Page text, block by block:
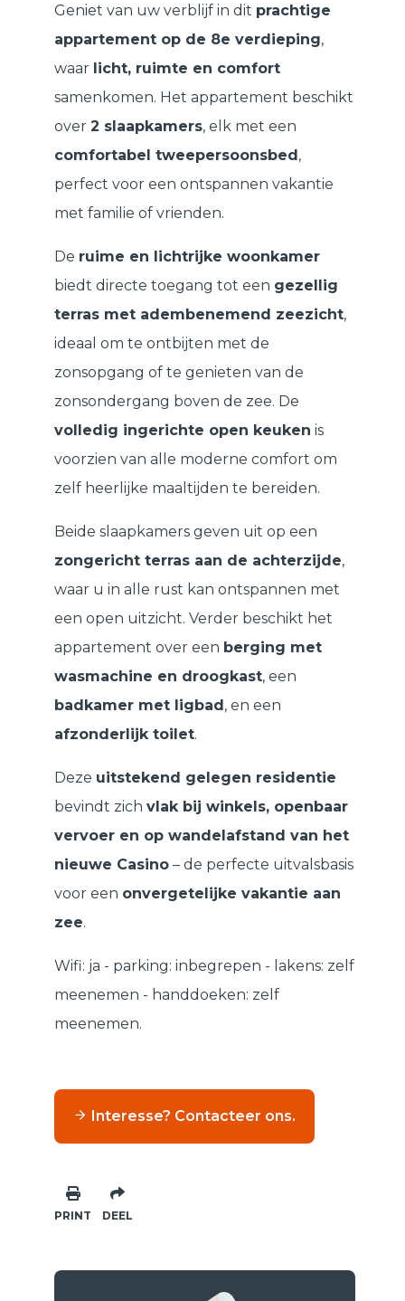
Geniet van uw verblijf in dit prachtige
appartement op de 8e verdieping,
waar licht, ruimte en comfort
samenkomen. Het appartement beschikt
over 2 slaapkamers, elk met een
comfortabel tweepersoonsbed,
perfect voor een ontspannen vakantie
met familie of vrienden.
De ruime en lichtrijke woonkamer
biedt directe toegang tot een gezellig
terras met adembenemend zeezicht,
ideaal om te ontbijten met de
zonsopgang of te genieten van de
zonsondergang boven de zee. De
volledig ingerichte open keuken is
voorzien van alle moderne comfort om
zelf heerlijke maaltijden te bereiden.
Beide slaapkamers geven uit op een
zongericht terras aan de achterzijde,
waar u in alle rust kan ontspannen met
een open uitzicht. Verder beschikt het
appartement over een berging met
wasmachine en droogkast, een
badkamer met ligbad, en een
afzonderlijk toilet.
Deze uitstekend gelegen residentie
bevindt zich vlak bij winkels, openbaar
vervoer en op wandelafstand van het
nieuwe Casino – de perfecte uitvalsbasis
voor een onvergetelijke vakantie aan
zee.
Wifi: ja - parking: inbegrepen - lakens: zelf
meenemen - handdoeken: zelf
meenemen.
Interesse? Contacteer ons.
PRINT DEEL